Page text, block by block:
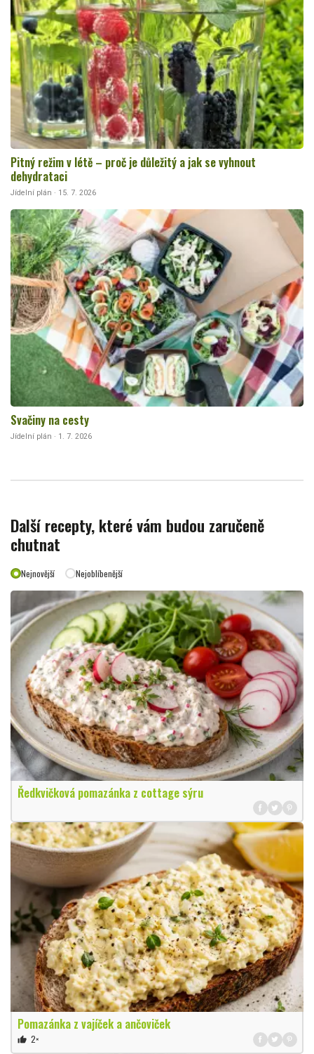
Pitný režim v létě – proč je důležitý a jak se vyhnout
dehydrataci
Jídelní plán · 15. 7. 2026
Svačiny na cesty
Jídelní plán · 1. 7. 2026
Další recepty, které vám budou zaručeně
chutnat
Nejnovější Nejoblíbenější
Ředkvičková pomazánka z cottage sýru
Pomazánka z vajíček a ančoviček
thumb_up 2×